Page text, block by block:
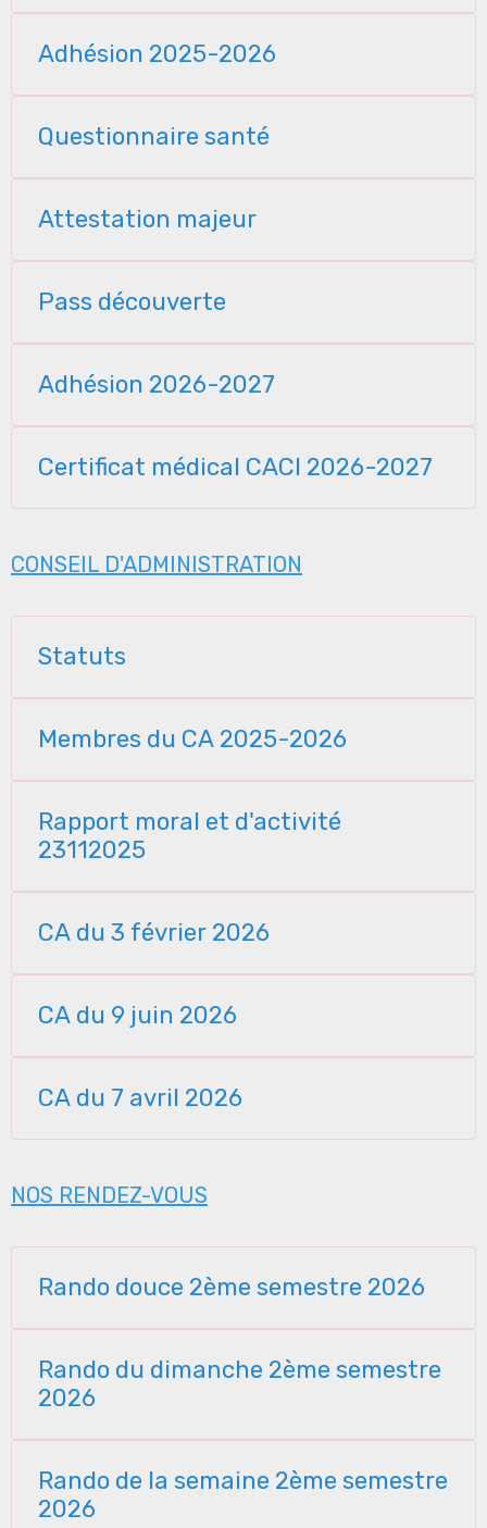
Adhésion 2025-2026
Questionnaire santé
Attestation majeur
Pass découverte
Adhésion 2026-2027
Certificat médical CACI 2026-2027
CONSEIL D'ADMINISTRATION
Statuts
Membres du CA 2025-2026
Rapport moral et d'activité
23112025
CA du 3 février 2026
CA du 9 juin 2026
CA du 7 avril 2026
NOS RENDEZ-VOUS
Rando douce 2ème semestre 2026
Rando du dimanche 2ème semestre
2026
Rando de la semaine 2ème semestre
2026